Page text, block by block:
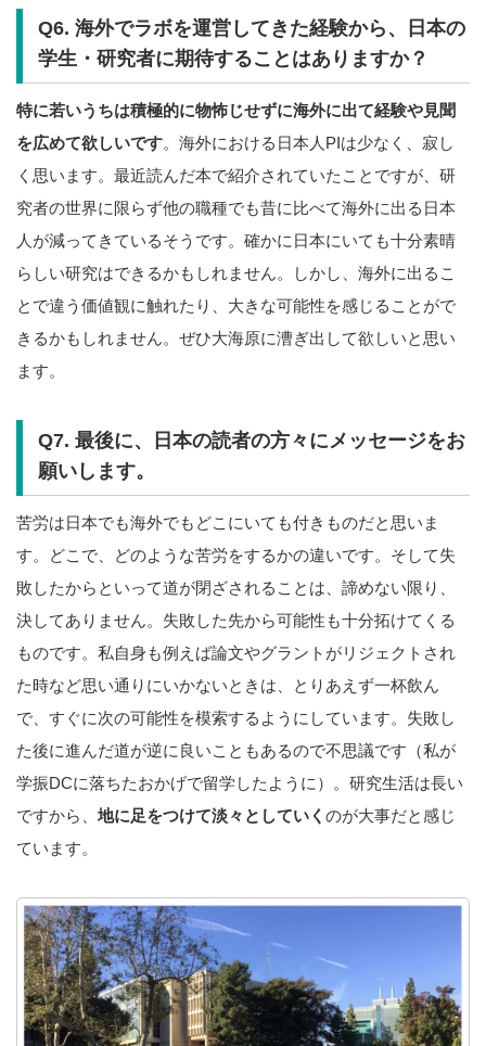
Q6. 海外でラボを運営してきた経験から、日本の
学生・研究者に期待することはありますか？
特に若いうちは積極的に物怖じせずに海外に出て経験や見聞
を広めて欲しいです。海外における日本人PIは少なく、寂し
く思います。最近読んだ本で紹介されていたことですが、研
究者の世界に限らず他の職種でも昔に比べて海外に出る日本
人が減ってきているそうです。確かに日本にいても十分素晴
らしい研究はできるかもしれません。しかし、海外に出るこ
とで違う価値観に触れたり、大きな可能性を感じることがで
きるかもしれません。ぜひ大海原に漕ぎ出して欲しいと思い
ます。
Q7. 最後に、日本の読者の方々にメッセージをお
願いします。
苦労は日本でも海外でもどこにいても付きものだと思いま
す。どこで、どのような苦労をするかの違いです。そして失
敗したからといって道が閉ざされることは、諦めない限り、
決してありません。失敗した先から可能性も十分拓けてくる
ものです。私自身も例えば論文やグラントがリジェクトされ
た時など思い通りにいかないときは、とりあえず一杯飲ん
で、すぐに次の可能性を模索するようにしています。失敗し
た後に進んだ道が逆に良いこともあるので不思議です（私が
学振DCに落ちたおかげで留学したように）。研究生活は長い
ですから、 地に足をつけて淡々としていく のが大事だと感じ
ています。